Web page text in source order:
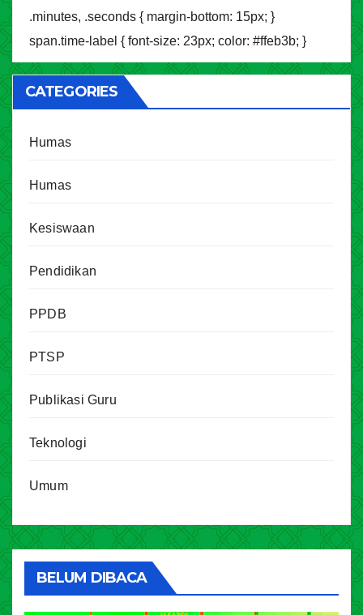
.minutes, .seconds { margin-bottom: 15px; }
span.time-label { font-size: 23px; color: #ffeb3b; }
CATEGORIES
Humas
Humas
Kesiswaan
Pendidikan
PPDB
PTSP
Publikasi Guru
Teknologi
Umum
BELUM DIBACA